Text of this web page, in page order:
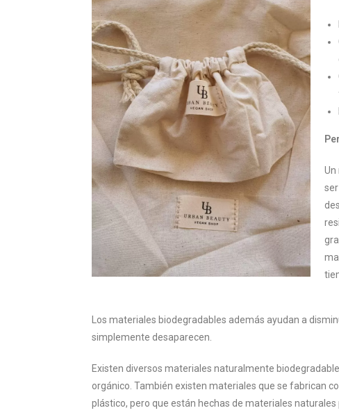
Un
Los materiales biodegradables además ayudan a
simplemente desaparecen.
Existen diversos materiales naturalmente
orgánico. También existen materiales que se fabrican
plástico, pero que están hechas de materiales naturales